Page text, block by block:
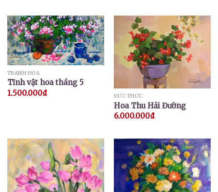
TRANH HOA
Tĩnh vật hoa tháng 5
1.500.000₫ ĐỨC THỨC
Hoa Thu Hải Đường
6.000.000₫